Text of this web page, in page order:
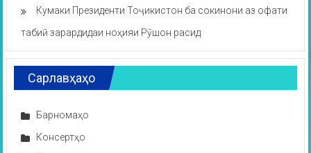
Кумаки Президенти Тоҷикистон ба сокинони аз офати
табиӣ зарардидаи ноҳияи Рӯшон расид
Сарлавҳаҳо
Барномаҳо
Консертҳо